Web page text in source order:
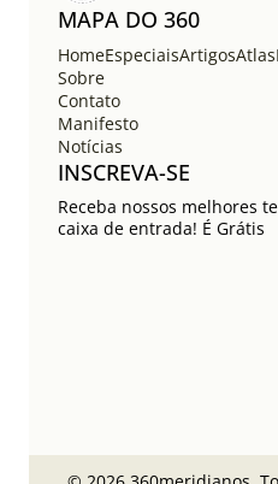
MAPA DO 360
HomeEspeciaisArtigosAtlas
Sobre
Contato
Manifesto
Notícias
INSCREVA-SE
Receba nossos melhores
caixa de entrada! É Grátis